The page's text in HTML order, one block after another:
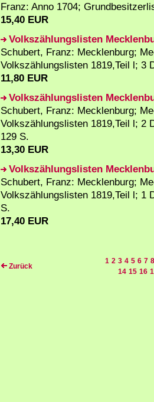
Franz: Anno 1704;
15,40 EUR
Volkszählungslisten
Schubert, Franz: Mecklenburg;
Volkszählungslisten 1819,Teil l; 3
11,80 EUR
Volkszählungslisten
Schubert, Franz: Mecklenburg;
Volkszählungslisten 1819,Teil l; 2
129 S.
13,30 EUR
Volkszählungslisten
Schubert, Franz: Mecklenburg;
Volkszählungslisten 1819,Teil l; 1
S.
17,40 EUR
Zurück
1 2 3 4 5 6 7 8
14 15 16